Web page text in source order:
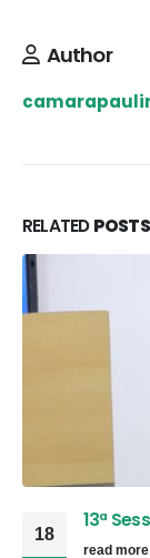
Author
RELATEDPOSTS
18
13ª
read more